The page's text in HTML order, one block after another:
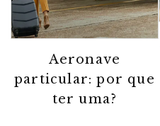
Aeronave
particular: por que
ter uma?